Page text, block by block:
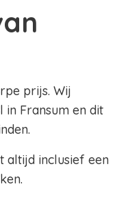
prijs. Wij
Fransum en dit
altijd inclusief een